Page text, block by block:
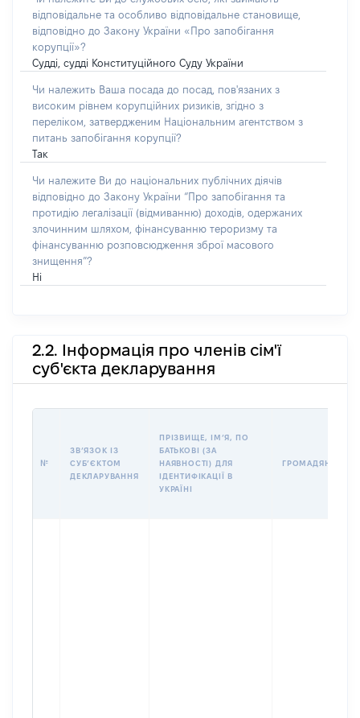
відповідальне та особливо відповідальне становище,
відповідно до Закону України «Про запобігання
корупції»?
Судді, судді Конституційного Суду України
Чи належить Ваша посада до посад, пов'язаних з
високим рівнем корупційних ризиків, згідно з
переліком, затвердженим Національним агентством з
питань запобігання корупції?
Так
Чи належите Ви до національних публічних діячів
відповідно до Закону України “Про запобігання та
протидію легалізації (відмиванню) доходів, одержаних
злочинним шляхом, фінансуванню тероризму та
фінансуванню розповсюдження зброї масового
знищення”?
Ні
2.2. Інформація про членів сім'ї
суб'єкта декларування
№
ЗВʼЯЗОК ІЗ
СУБʼЄКТОМ
ДЕКЛАРУВАННЯ
ПРІЗВИЩЕ, ІМʼЯ, ПО
БАТЬКОВІ (ЗА
НАЯВНОСТІ) ДЛЯ
ІДЕНТИФІКАЦІЇ В
УКРАЇНІ
ГРОМАДЯНСТВО